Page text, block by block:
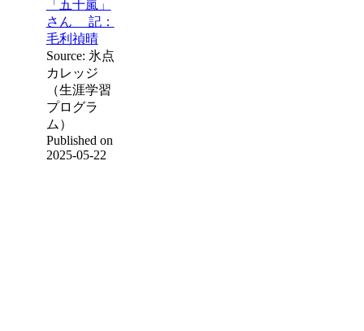
「五十嵐」
さん 記：
毛利禎晴
Source: 氷点
カレッジ
（生涯学習
プログラ
ム）
Published on
2025-05-22